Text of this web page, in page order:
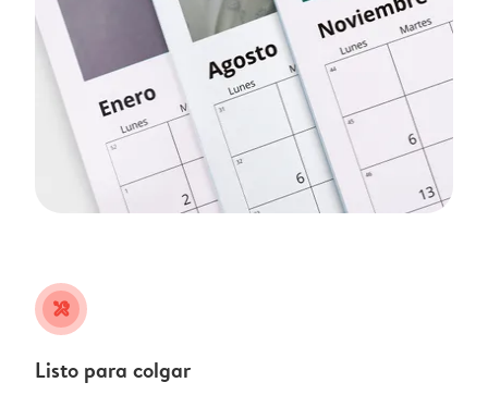
tools
Listo para colgar